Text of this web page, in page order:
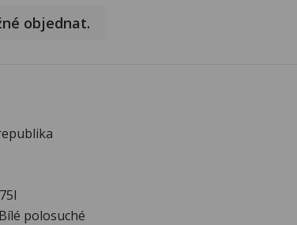
objednat.
Bílé polosuché